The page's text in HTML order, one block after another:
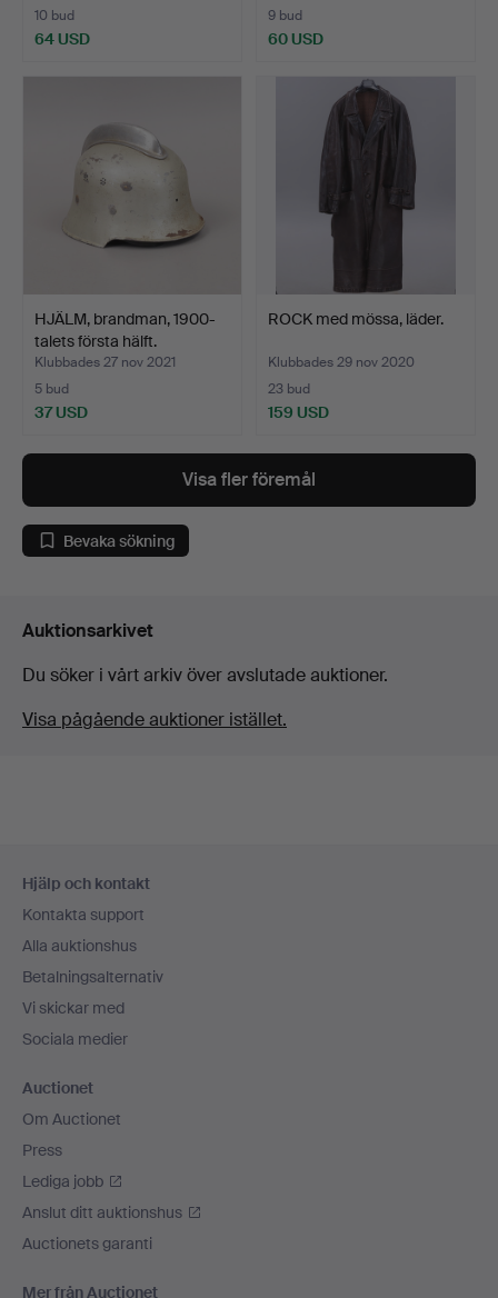
10 bud
64 USD
9 bud
60 USD
HJÄLM, brandman, 1900-
talets första hälft.
Klubbades 27 nov 2021
5 bud
37 USD
ROCK med mössa, läder.
Klubbades 29 nov 2020
23 bud
159 USD
Visa fler föremål
Bevaka sökning
Auktionsarkivet
Du söker i vårt arkiv över avslutade auktioner.
Visa pågående auktioner istället.
Hjälp och kontakt
Kontakta support
Alla auktionshus
Betalningsalternativ
Vi skickar med
Sociala medier
Auctionet
Om Auctionet
Press
Lediga jobb
Anslut ditt auktionshus
Auctionets garanti
Mer från Auctionet